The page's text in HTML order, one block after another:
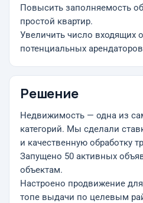
Повысить заполняемость
простой квартир.
Увеличить число входящих
потенциальных
Решение
Недвижимость — одна из
категорий. Мы сделали
и качественную обработку
Запущено 50 активных
объектам.
Настроено продвижение
топе выдачи по целевым